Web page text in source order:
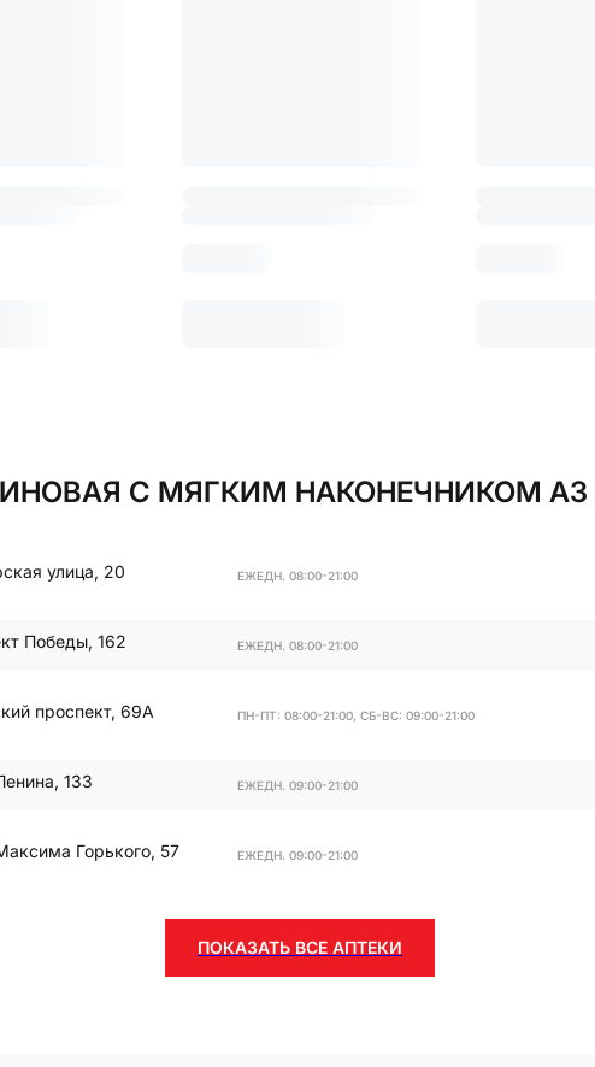
С МЯГКИМ НАКОНЕЧНИКОМ
улица, 20 ЕЖЕДН. 08:00-21:00
Победы, 162 ЕЖЕДН. 08:00-21:00
проспект, 69А ПН-ПТ: 08:00-21:00, СБ-ВС: 09:00-21:00
133 ЕЖЕДН. 09:00-21:00
Горького, 57 ЕЖЕДН. 09:00-21:00
ПОКАЗАТЬ ВСЕ АПТЕКИ